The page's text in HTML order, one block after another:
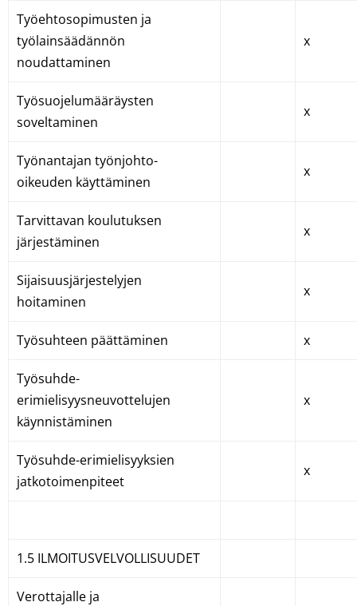
Työehtosopimusten ja
työlainsäädännön
noudattaminen
x
Työsuojelumääräysten
soveltaminen
x
Työnantajan työnjohto-
oikeuden käyttäminen
x
Tarvittavan koulutuksen
järjestäminen
x
Sijaisuusjärjestelyjen
hoitaminen
x
Työsuhteen päättäminen x
Työsuhde-
erimielisyysneuvottelujen
käynnistäminen
x
Työsuhde-erimielisyyksien
jatkotoimenpiteet
x
1.5 ILMOITUSVELVOLLISUUDET
Verottajalle ja